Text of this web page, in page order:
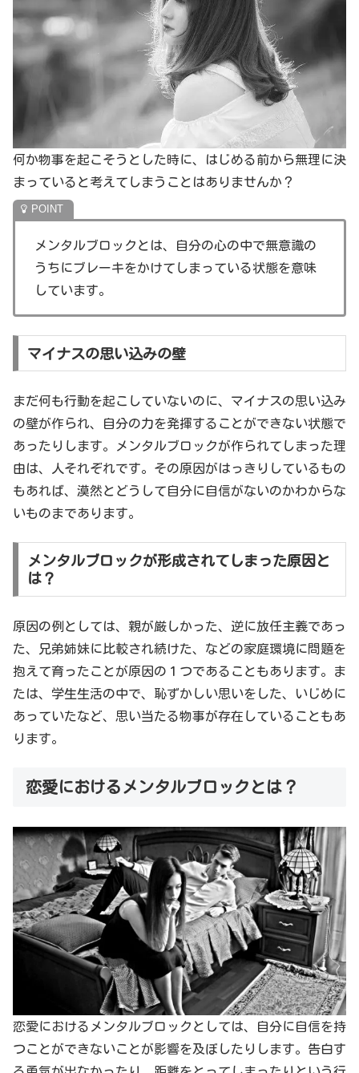
何か物事を起こそうとした時に、はじめる前から無理に決
まっていると考えてしまうことはありませんか？
メンタルブロックとは、自分の心の中で無意識の
うちにブレーキをかけてしまっている状態を意味
しています。
マイナスの思い込みの壁
まだ何も行動を起こしていないのに、マイナスの思い込み
の壁が作られ、自分の力を発揮することができない状態で
あったりします。メンタルブロックが作られてしまった理
由は、人それぞれです。その原因がはっきりしているもの
もあれば、漠然とどうして自分に自信がないのかわからな
いものまであります。
メンタルブロックが形成されてしまった原因と
は？
原因の例としては、親が厳しかった、逆に放任主義であっ
た、兄弟姉妹に比較され続けた、などの家庭環境に問題を
抱えて育ったことが原因の１つであることもあります。ま
たは、学生生活の中で、恥ずかしい思いをした、いじめに
あっていたなど、思い当たる物事が存在していることもあ
ります。
恋愛におけるメンタルブロックとは？
恋愛におけるメンタルブロックとしては、自分に自信を持
つことができないことが影響を及ぼしたりします。告白す